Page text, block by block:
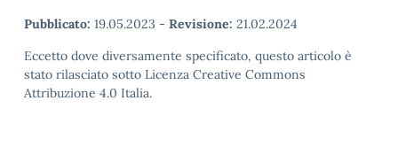
Pubblicato: 19.05.2023 - Revisione: 21.02.2024
Eccetto dove diversamente specificato, questo articolo è
stato rilasciato sotto Licenza Creative Commons
Attribuzione 4.0 Italia.